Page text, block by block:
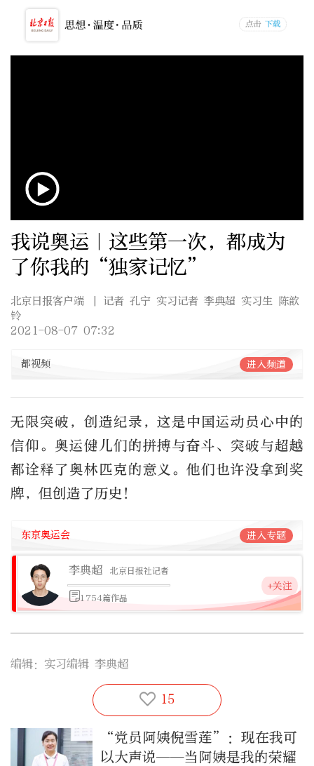
我说奥运｜这些第一次，都成为
了你我的“独家记忆”
北京日报客户端
| 记者 孔宁 实习记者 李典超 实习生 陈歆
铃
2021-08-07 07:32
都视频 进入频道
无限突破，创造纪录，这是中国运动员心中的
信仰。奥运健儿们的拼搏与奋斗、突破与超越
都诠释了奥林匹克的意义。他们也许没拿到奖
牌，但创造了历史！
东京奥运会 进入专题
李典超 北京日报社记者
1754篇作品
+关注
编辑：实习编辑 李典超
15
“党员阿姨倪雪莲”：现在我可
以大声说——当阿姨是我的荣耀